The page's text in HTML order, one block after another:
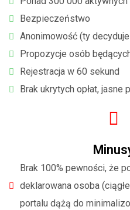
Bezpieczeństwo
Anonimowość (ty
Propozycje osób
Rejestracja w 60 sekund
Brak ukrytych opłat,
Brak 100% pewności, że
deklarowana osoba
portalu dążą do